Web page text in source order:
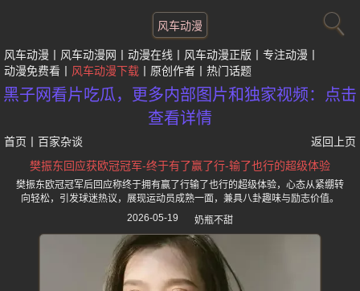
风车动漫
风车动漫 风车动漫网 动漫在线 风车动漫正版
专注动漫
动漫免费看
风车动漫下载 原创作者 热门话题
黑子网看片吃瓜，更多内部图片和独家视频：点击
查看详情
首页 百家杂谈
返回上页
樊振东回应获欧冠冠军-终于有了赢了行-输了也行的超级体验
樊振东欧冠冠军后回应称终于拥有赢了行输了也行的超级体验，心态从紧绷转
向轻松，引发球迷热议，展现运动员成熟一面，兼具八卦趣味与励志价值。
2026-05-19
奶瓶不甜